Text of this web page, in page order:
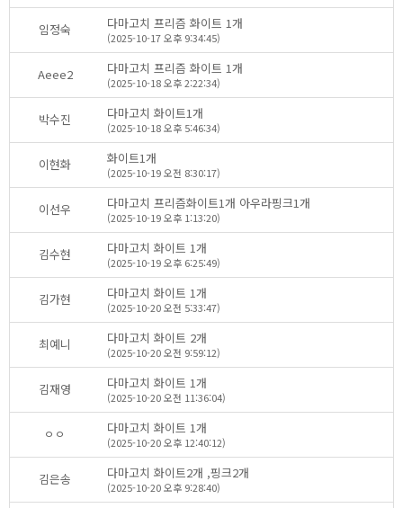
임정숙 다마고치프리즘화이트1개
(2025-10-17오후9:34:45)
Aeee2 다마고치프리즘화이트1개
(2025-10-18오후2:22:34)
박수진 다마고치화이트1개
(2025-10-18오후5:46:34)
이현화 화이트1개
(2025-10-19오전8:30:17)
이선우 다마고치프리즘화이트1개아우라핑크1개
(2025-10-19오후1:13:20)
김수현 다마고치화이트1개
(2025-10-19오후6:25:49)
김가현 다마고치화이트1개
(2025-10-20오전5:33:47)
최예니 다마고치화이트2개
(2025-10-20오전9:59:12)
김재영 다마고치화이트1개
(2025-10-20오전11:36:04)
ㅇㅇ 다마고치화이트1개
(2025-10-20오후12:40:12)
김은송 다마고치화이트2개,핑크2개
(2025-10-20오후9:28:40)